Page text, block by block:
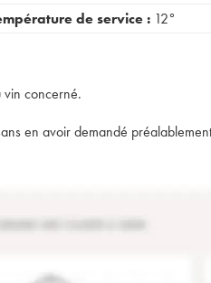
de service : 12°
vin concerné.
en avoir demandé